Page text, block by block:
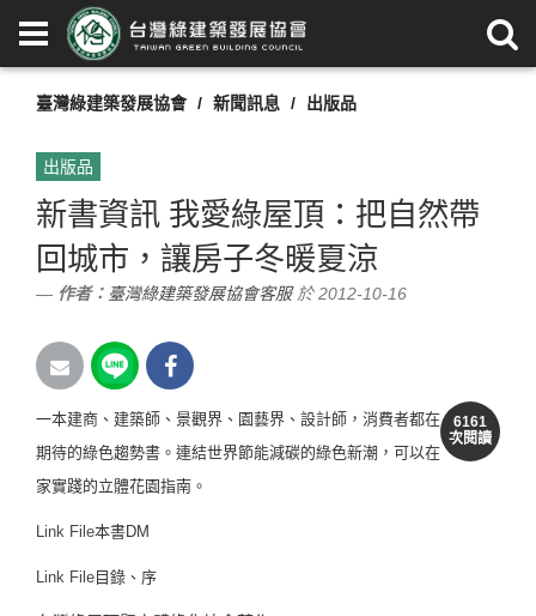
臺灣綠建築發展協會 新聞訊息 出版品
出版品
新書資訊 我愛綠屋頂：把自然帶
回城市，讓房子冬暖夏涼
作者： 臺灣綠建築發展協會客服於 2012-10-16
6161
次閱讀
一本建商、建築師、景觀界、園藝界、設計師，消費者都在
期待的綠色趨勢書。連結世界節能減碳的綠色新潮，可以在
家實踐的立體花園指南。
Link File本書DM
Link File 目錄、序